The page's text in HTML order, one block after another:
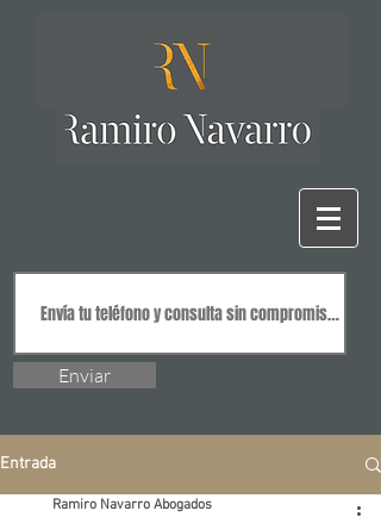
Entrada
Ramiro Navarro Abogados
Enviar